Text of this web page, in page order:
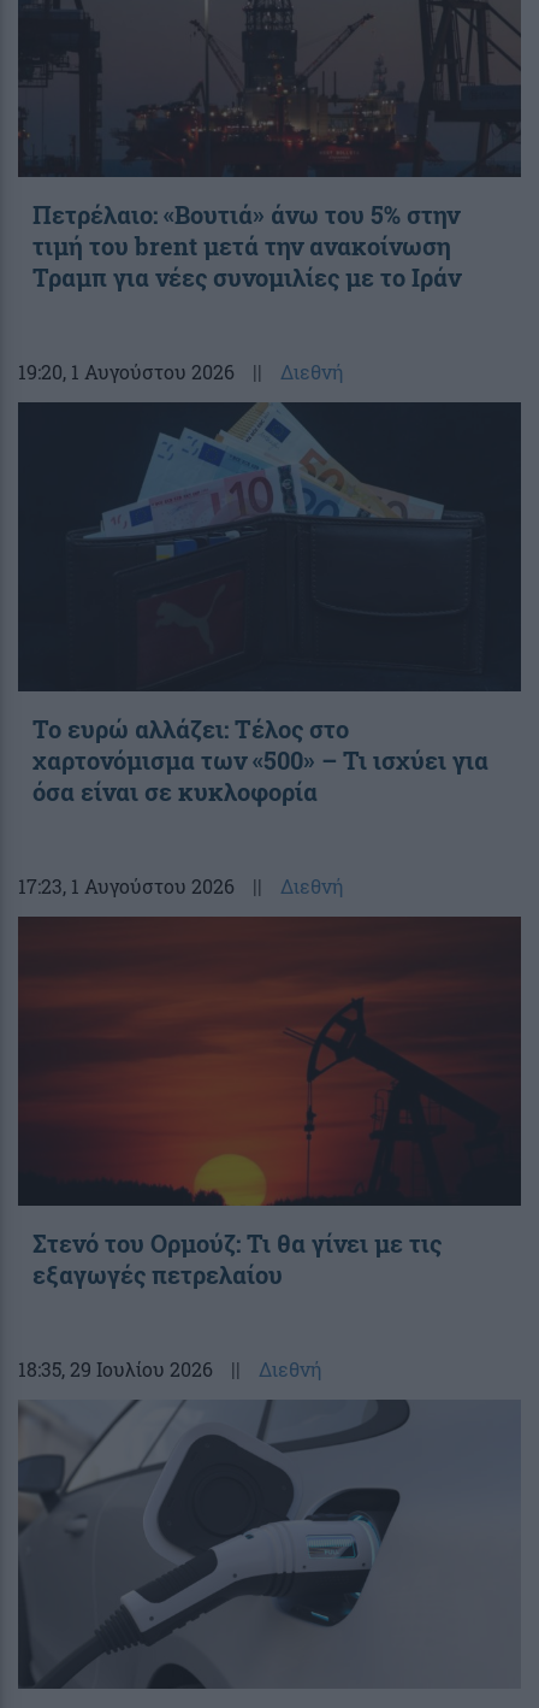
Πετρέλαιο: «Βουτιά» άνω του 5% στην
τιμή του brent μετά την ανακοίνωση
Τραμπ για νέες συνομιλίες με το Ιράν
19:20, 1 Αυγούστου 2026 || Διεθνή
Το ευρώ αλλάζει: Τέλος στο
χαρτονόμισμα των «500» – Τι ισχύει για
όσα είναι σε κυκλοφορία
17:23, 1 Αυγούστου 2026 || Διεθνή
Στενό του Ορμούζ: Τι θα γίνει με τις
εξαγωγές πετρελαίου
18:35, 29 Ιουλίου 2026 || Διεθνή